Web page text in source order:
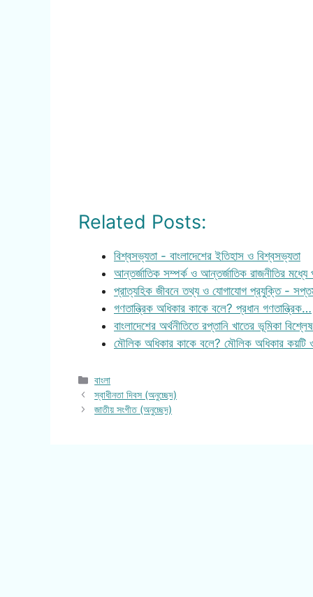
Related Posts:
বিশ্বসভ্যতা - বাংলাদেশের ইতিহাস ও বিশ্বসভ্যতা
আন্তর্জাতিক সম্পর্ক ও আন্তর্জাতিক রাজনীতির মধ্যে
প্রাত্যহিক জীবনে তথ্য ও যোগাযোগ প্রযুক্তি -
গণতান্ত্রিক অধিকার কাকে বলে? প্রধান গণতান্ত্রিক…
বাংলাদেশের অর্থনীতিতে রপ্তানি খাতের ভূমিকা
মৌলিক অধিকার কাকে বলে? মৌলিক অধিকার কয়টি
Categories
বাংলা
স্বাধীনতা দিবস (অনুচ্ছেদ)
জাতীয় সংগীত (অনুচ্ছেদ)